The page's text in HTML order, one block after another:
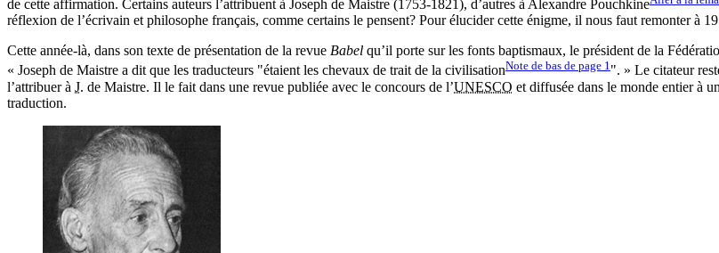
de cette affirmation. Certains auteurs l’attribuent à Joseph de Maistre (1753-1821), d’autres à Alexandre Pouchkine
réflexion de l’écrivain et philosophe français, comme certains le pensent? Pour élucider cette énigme, il nous faut remonter à
Cette année-là, dans son texte de présentation de la revue Babel qu’il porte sur les fonts baptismaux, le président de la
« Joseph de Maistre a dit que les traducteurs "étaient les chevaux de trait de la civilisationNote de bas de page 1". » Le citateur
l’attribuer à J. de Maistre. Il le fait dans une revue publiée avec le concours de l’UNESCO et diffusée dans le monde entier à
traduction.